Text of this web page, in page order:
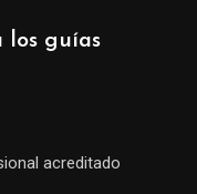
los guías
acreditado